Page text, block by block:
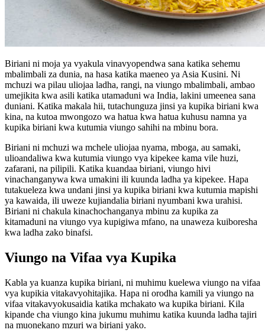
Biriani ni moja ya vyakula vinavyopendwa sana katika sehemu
mbalimbali za dunia, na hasa katika maeneo ya Asia Kusini. Ni
mchuzi wa pilau uliojaa ladha, rangi, na viungo mbalimbali, ambao
umejikita kwa asili katika utamaduni wa India, lakini umeenea sana
duniani. Katika makala hii, tutachunguza jinsi ya kupika biriani kwa
kina, na kutoa mwongozo wa hatua kwa hatua kuhusu namna ya
kupika biriani kwa kutumia viungo sahihi na mbinu bora.
Biriani ni mchuzi wa mchele uliojaa nyama, mboga, au samaki,
ulioandaliwa kwa kutumia viungo vya kipekee kama vile huzi,
zafarani, na pilipili. Katika kuandaa biriani, viungo hivi
vinachanganywa kwa umakini ili kuunda ladha ya kipekee. Hapa
tutakueleza kwa undani jinsi ya kupika biriani kwa kutumia mapishi
ya kawaida, ili uweze kujiandalia biriani nyumbani kwa urahisi.
Biriani ni chakula kinachochanganya mbinu za kupika za
kitamaduni na viungo vya kupigiwa mfano, na unaweza kuiboresha
kwa ladha zako binafsi.
Viungo na Vifaa vya Kupika
Kabla ya kuanza kupika biriani, ni muhimu kuelewa viungo na vifaa
vya kupikia vitakavyohitajika. Hapa ni orodha kamili ya viungo na
vifaa vitakavyokusaidia katika mchakato wa kupika biriani. Kila
kipande cha viungo kina jukumu muhimu katika kuunda ladha tajiri
na muonekano mzuri wa biriani yako.